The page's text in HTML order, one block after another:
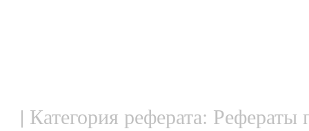
| Категория реферата: